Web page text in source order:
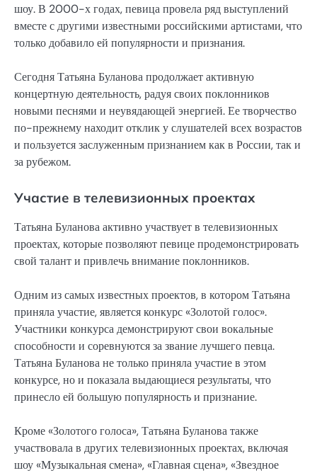
шоу. В 2000-х годах, певица провела ряд выступлений
вместе с другими известными российскими артистами, что
только добавило ей популярности и признания.
Сегодня Татьяна Буланова продолжает активную
концертную деятельность, радуя своих поклонников
новыми песнями и неувядающей энергией. Ее творчество
по-прежнему находит отклик у слушателей всех возрастов
и пользуется заслуженным признанием как в России, так и
за рубежом.
Участие в телевизионных проектах
Татьяна Буланова активно участвует в телевизионных
проектах, которые позволяют певице продемонстрировать
свой талант и привлечь внимание поклонников.
Одним из самых известных проектов, в котором Татьяна
приняла участие, является конкурс «Золотой голос».
Участники конкурса демонстрируют свои вокальные
способности и соревнуются за звание лучшего певца.
Татьяна Буланова не только приняла участие в этом
конкурсе, но и показала выдающиеся результаты, что
принесло ей большую популярность и признание.
Кроме «Золотого голоса», Татьяна Буланова также
участвовала в других телевизионных проектах, включая
шоу «Музыкальная смена», «Главная сцена», «Звездное